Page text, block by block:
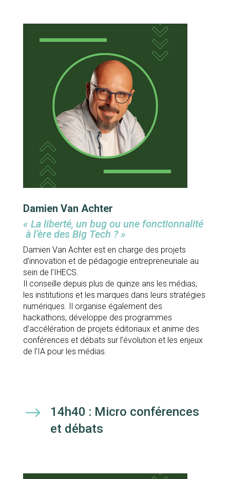
Damien Van Achter
« La liberté, un bug ou une fonctionnalité
à l’ère des Big Tech ?»
Damien Van Achter est en charge des projets
d’innovation et de pédagogie entrepreneuriale au
sein de l’IHECS.
Il conseille depuis plus de quinze ans les médias,
les institutions et les marques dans leurs stratégies
numériques. Il organise également des
hackathons, développe des programmes
d’accélération de projets éditoriaux et anime des
conférences et débats sur l’évolution et les enjeux
de l’IA pour les médias.
$
14h40 : Micro conférences
et débats